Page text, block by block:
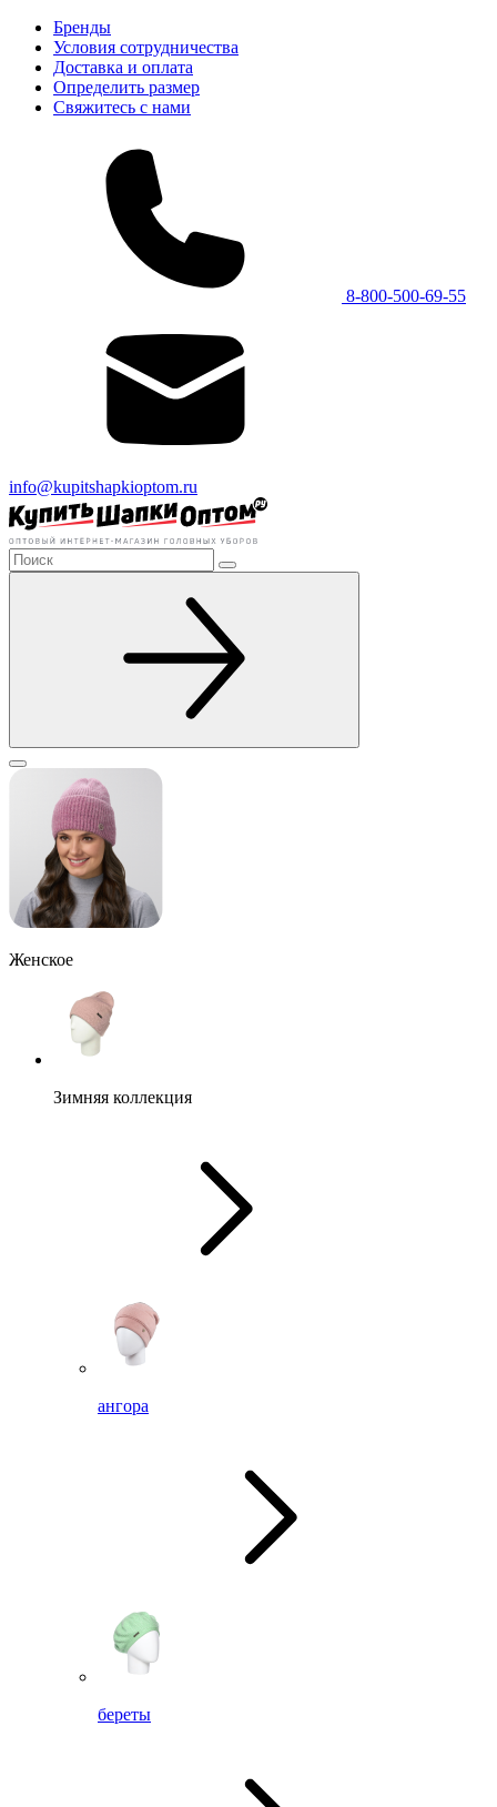
Бренды
Условия сотрудничества
Доставка и оплата
Определить размер
Свяжитесь с нами
8-800-500-69-55
info@kupitshapkioptom.ru
Женское
Зимняя коллекция
ангора
береты